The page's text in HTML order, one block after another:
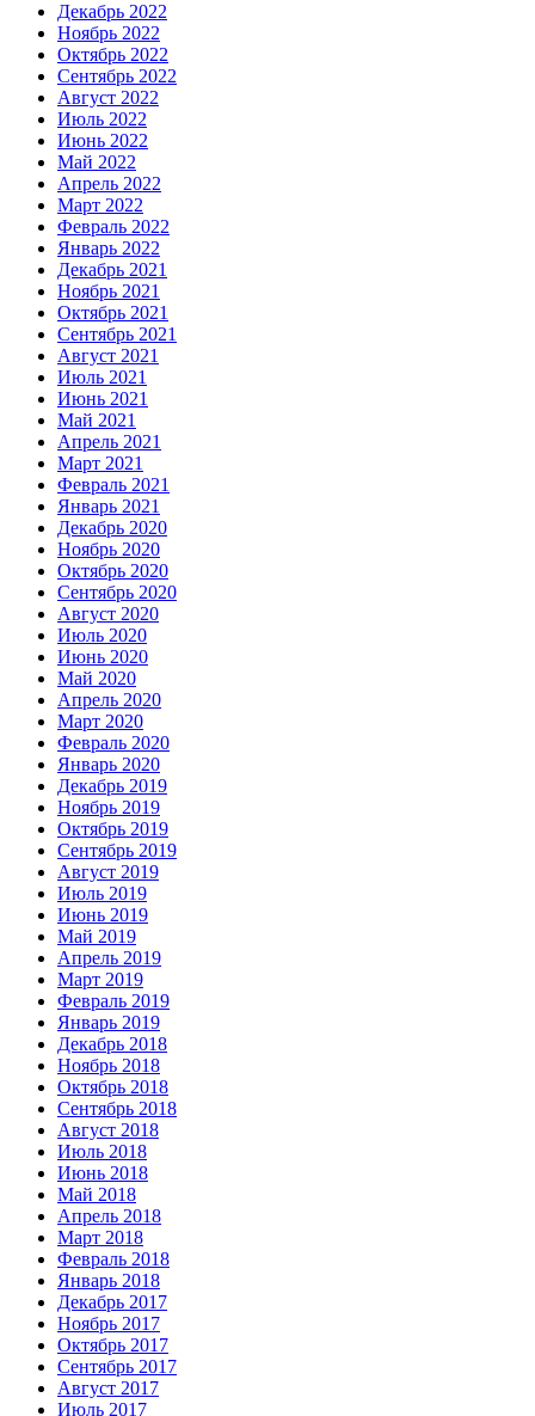
Декабрь 2022
Ноябрь 2022
Октябрь 2022
Сентябрь 2022
Август 2022
Июль 2022
Июнь 2022
Май 2022
Апрель 2022
Март 2022
Февраль 2022
Январь 2022
Декабрь 2021
Ноябрь 2021
Октябрь 2021
Сентябрь 2021
Август 2021
Июль 2021
Июнь 2021
Май 2021
Апрель 2021
Март 2021
Февраль 2021
Январь 2021
Декабрь 2020
Ноябрь 2020
Октябрь 2020
Сентябрь 2020
Август 2020
Июль 2020
Июнь 2020
Май 2020
Апрель 2020
Март 2020
Февраль 2020
Январь 2020
Декабрь 2019
Ноябрь 2019
Октябрь 2019
Сентябрь 2019
Август 2019
Июль 2019
Июнь 2019
Май 2019
Апрель 2019
Март 2019
Февраль 2019
Январь 2019
Декабрь 2018
Ноябрь 2018
Октябрь 2018
Сентябрь 2018
Август 2018
Июль 2018
Июнь 2018
Май 2018
Апрель 2018
Март 2018
Февраль 2018
Январь 2018
Декабрь 2017
Ноябрь 2017
Октябрь 2017
Сентябрь 2017
Август 2017
Июль 2017